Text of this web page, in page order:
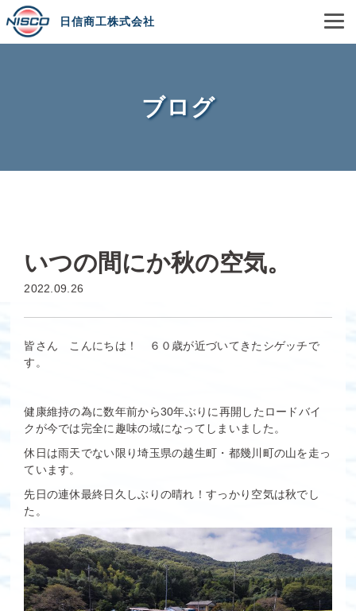
日信商工株式会社
ブログ
いつの間にか秋の空気。
2022.09.26
皆さん こんにちは！ ６０歳が近づいてきたシゲッチで
す。
健康維持の為に数年前から30年ぶりに再開したロードバイ
クが今では完全に趣味の域になってしまいました。
休日は雨天でない限り埼玉県の越生町・都幾川町の山を走っ
ています。
先日の連休最終日久しぶりの晴れ！すっかり空気は秋でし
た。